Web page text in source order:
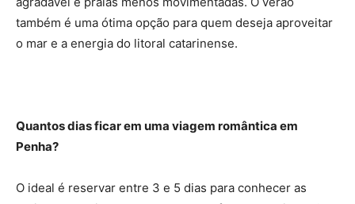
também é uma ótima opção para quem deseja aproveitar
o mar e a energia do litoral catarinense.
Quantos dias ficar em uma viagem romântica em
Penha?
O ideal é reservar entre 3 e 5 dias para conhecer as